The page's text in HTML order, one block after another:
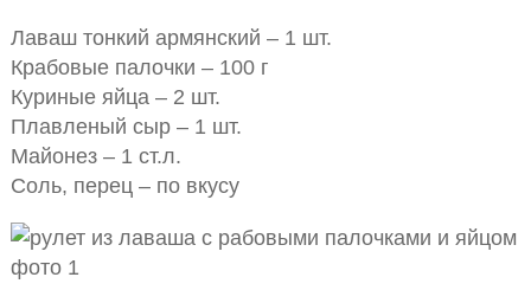
Лаваш тонкий армянский – 1 шт.
Крабовые палочки – 100 г
Куриные яйца – 2 шт.
Плавленый сыр – 1 шт.
Майонез – 1 ст.л.
Соль, перец – по вкусу